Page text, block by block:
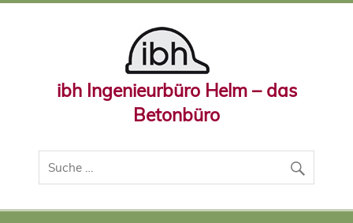
ibh Ingenieurbüro Helm – das
Betonbüro